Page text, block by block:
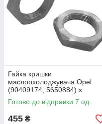
Гайка кришки
маслоохолоджувача Opel
(90409174, 5650884) з
нержавіючої сталі
Готово до відправки 7 од.
455 ₴